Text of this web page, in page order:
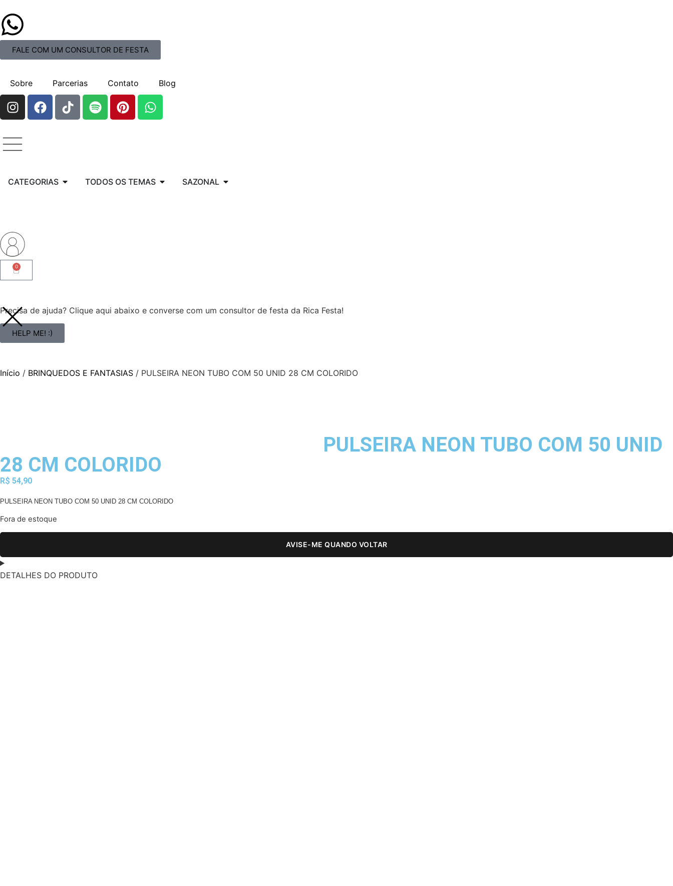
FALE COM UM CONSULTOR DE FESTA
Sobre Parcerias Contato Blog
CATEGORIAS TODOS OS TEMAS SAZONAL
0
Precisa de ajuda? Clique aqui abaixo e converse com um consultor de festa da Rica Festa!
HELP ME! :)
Início / BRINQUEDOS E FANTASIAS / PULSEIRA NEON TUBO COM 50 UNID 28 CM COLORIDO
PULSEIRA NEON TUBO COM 50 UNID
28 CM COLORIDO
R$ 54,90
PULSEIRA NEON TUBO COM 50 UNID 28 CM COLORIDO
Fora de estoque
AVISE-ME QUANDO VOLTAR
DETALHES DO PRODUTO